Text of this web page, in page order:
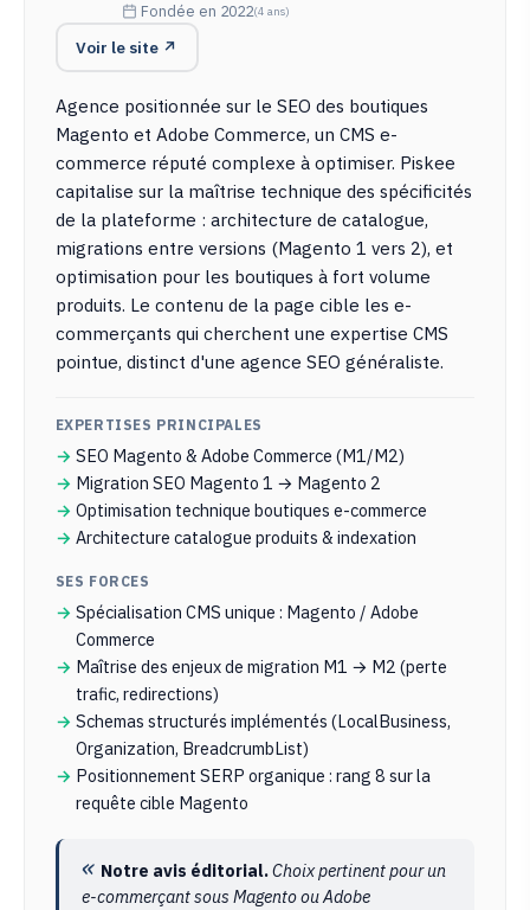
Fondée en 2022(4 ans)
Voir le site ↗
Agence positionnée sur le SEO des boutiques
Magento et Adobe Commerce, un CMS e-
commerce réputé complexe à optimiser. Piskee
capitalise sur la maîtrise technique des spécificités
de la plateforme : architecture de catalogue,
migrations entre versions (Magento 1 vers 2), et
optimisation pour les boutiques à fort volume
produits. Le contenu de la page cible les e-
commerçants qui cherchent une expertise CMS
pointue, distinct d'une agence SEO généraliste.
EXPERTISES PRINCIPALES
SEO Magento & Adobe Commerce (M1/M2)
Migration SEO Magento 1 → Magento 2
Optimisation technique boutiques e-commerce
Architecture catalogue produits & indexation
SES FORCES
Spécialisation CMS unique : Magento / Adobe
Commerce
Maîtrise des enjeux de migration M1 → M2 (perte
trafic, redirections)
Schemas structurés implémentés (LocalBusiness,
Organization, BreadcrumbList)
Positionnement SERP organique : rang 8 sur la
requête cible Magento
Notre avis éditorial.Choix pertinent pour un
e-commerçant sous Magento ou Adobe